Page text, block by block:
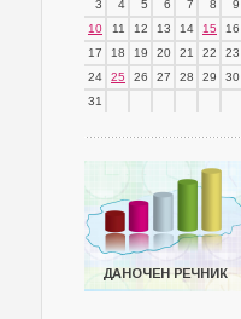
3
4 5 6 7 8
9
10
11 12 13 14 15
16
17
18 19 20 21 22
23
24
25 26 27 28 29
30
31